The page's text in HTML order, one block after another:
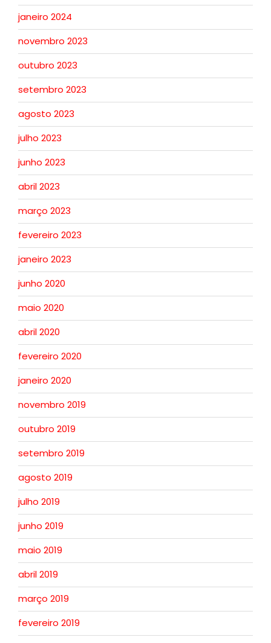
janeiro 2024
novembro 2023
outubro 2023
setembro 2023
agosto 2023
julho 2023
junho 2023
abril 2023
março 2023
fevereiro 2023
janeiro 2023
junho 2020
maio 2020
abril 2020
fevereiro 2020
janeiro 2020
novembro 2019
outubro 2019
setembro 2019
agosto 2019
julho 2019
junho 2019
maio 2019
abril 2019
março 2019
fevereiro 2019